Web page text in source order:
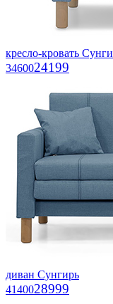
кресло-кровать
3460024199
диван Сунгирь
4140028999